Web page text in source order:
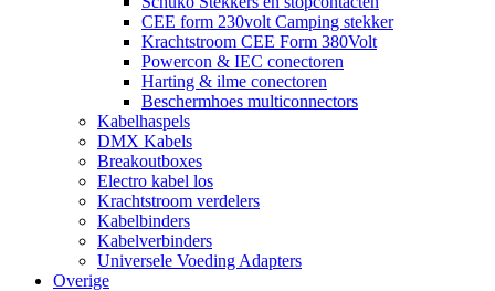
CEE form 230volt Camping stekker
Krachtstroom CEE Form 380Volt
Powercon & IEC conectoren
Harting & ilme conectoren
Beschermhoes multiconnectors
Kabelhaspels
DMX Kabels
Breakoutboxes
Electro kabel los
Krachtstroom verdelers
Kabelbinders
Kabelverbinders
Universele Voeding Adapters
Overige